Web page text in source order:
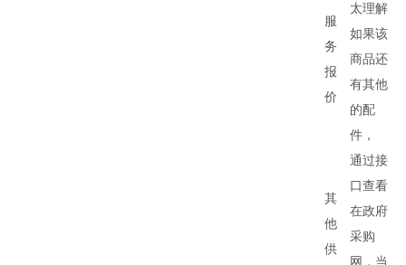
服
务
报
价
太理解
如果该
商品还
有其他
的配
件，
其
他
供
通过接
口查看
在政府
采购
网，当